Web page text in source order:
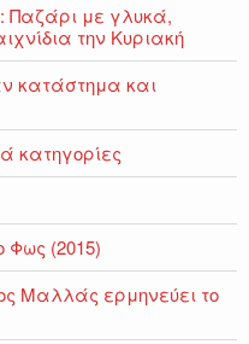
Παζάρι με γλυκά,
την Κυριακή
κατάστημα και
κατηγορίες
Φως (2015)
Μαλλάς ερμηνεύει το